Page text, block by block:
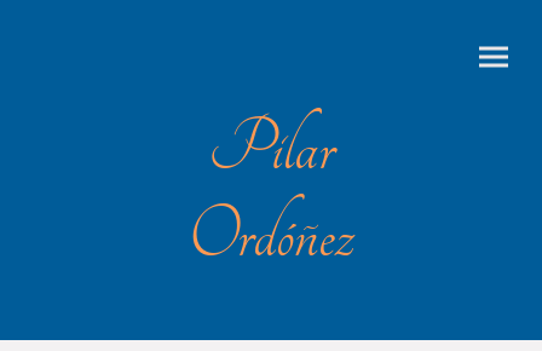
Pilar
Ordóñez